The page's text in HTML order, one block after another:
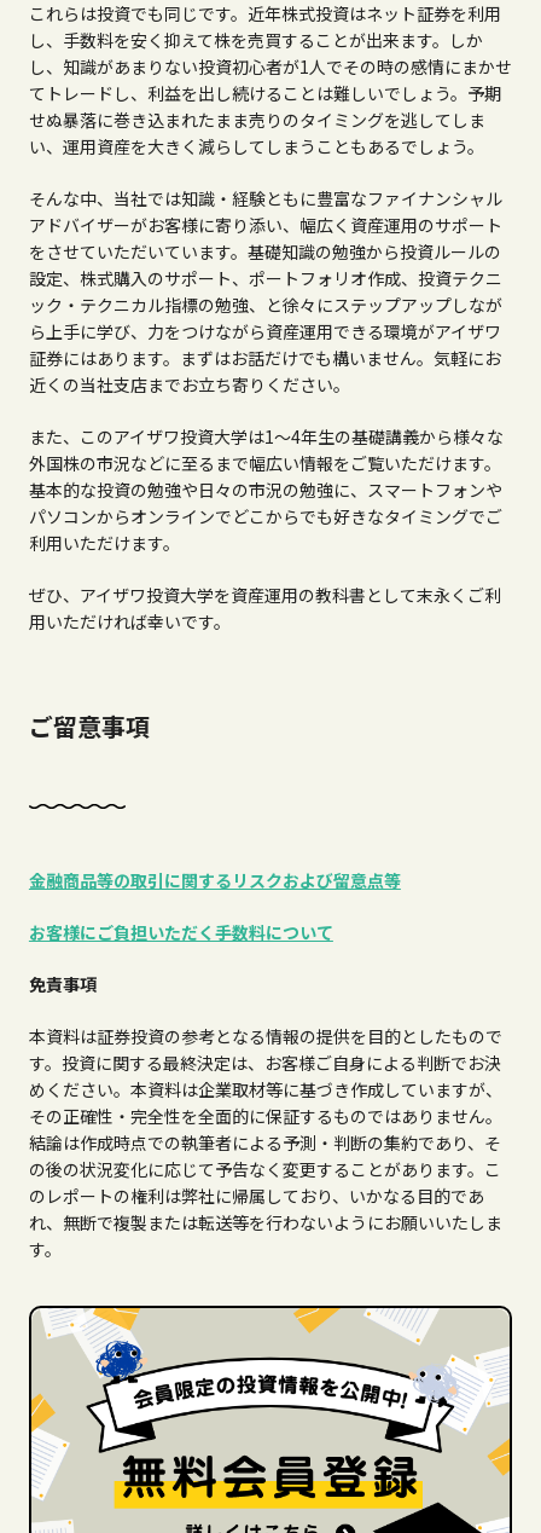
これらは投資でも同じです。近年株式投資はネット証券を利用
し、手数料を安く抑えて株を売買することが出来ます。しか
し、知識があまりない投資初心者が1人でその時の感情にまかせ
てトレードし、利益を出し続けることは難しいでしょう。予期
せぬ暴落に巻き込まれたまま売りのタイミングを逃してしま
い、運用資産を大きく減らしてしまうこともあるでしょう。
そんな中、当社では知識・経験ともに豊富なファイナンシャル
アドバイザーがお客様に寄り添い、幅広く資産運用のサポート
をさせていただいています。基礎知識の勉強から投資ルールの
設定、株式購入のサポート、ポートフォリオ作成、投資テクニ
ック・テクニカル指標の勉強、と徐々にステップアップしなが
ら上手に学び、力をつけながら資産運用できる環境がアイザワ
証券にはあります。まずはお話だけでも構いません。気軽にお
近くの当社支店までお立ち寄りください。
また、このアイザワ投資大学は1～4年生の基礎講義から様々な
外国株の市況などに至るまで幅広い情報をご覧いただけます。
基本的な投資の勉強や日々の市況の勉強に、スマートフォンや
パソコンからオンラインでどこからでも好きなタイミングでご
利用いただけます。
ぜひ、アイザワ投資大学を資産運用の教科書として末永くご利
用いただければ幸いです。
ご留意事項
金融商品等の取引に関するリスクおよび留意点等
お客様にご負担いただく手数料について
免責事項
本資料は証券投資の参考となる情報の提供を目的としたもので
す。投資に関する最終決定は、お客様ご自身による判断でお決
めください。本資料は企業取材等に基づき作成していますが、
その正確性・完全性を全面的に保証するものではありません。
結論は作成時点での執筆者による予測・判断の集約であり、そ
の後の状況変化に応じて予告なく変更することがあります。こ
のレポートの権利は弊社に帰属しており、いかなる目的であ
れ、無断で複製または転送等を行わないようにお願いいたしま
す。